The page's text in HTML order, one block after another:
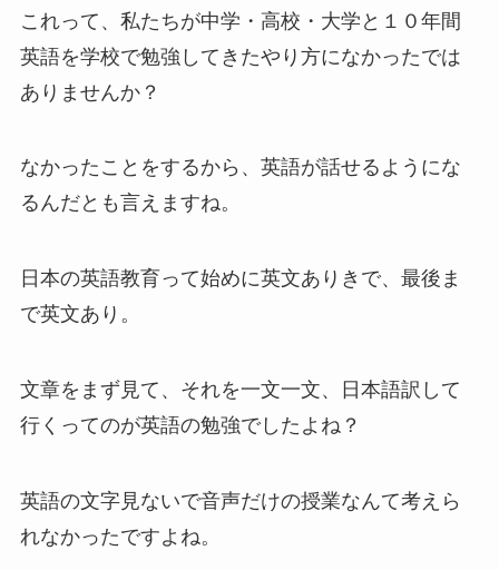
これって、私たちが中学・高校・大学と１０年間
英語を学校で勉強してきたやり方になかったでは
ありませんか？
なかったことをするから、英語が話せるようにな
るんだとも言えますね。
日本の英語教育って始めに英文ありきで、最後ま
で英文あり。
文章をまず見て、それを一文一文、日本語訳して
行くってのが英語の勉強でしたよね？
英語の文字見ないで音声だけの授業なんて考えら
れなかったですよね。